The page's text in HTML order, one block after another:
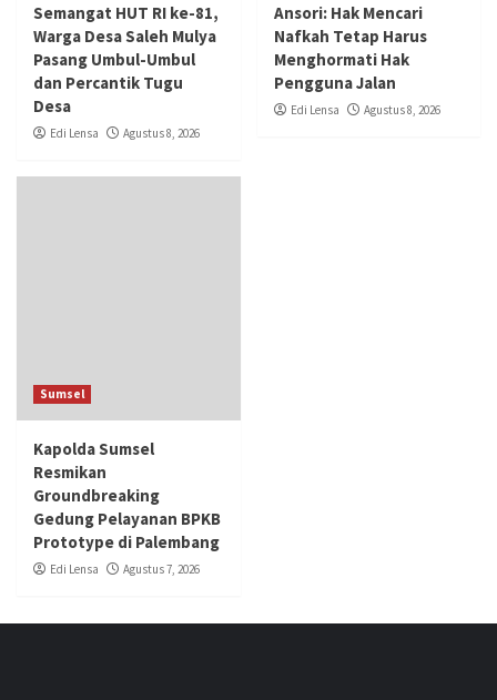
Semangat HUT RI ke-81,
Warga Desa Saleh Mulya
Pasang Umbul-Umbul
dan Percantik Tugu
Desa
Edi Lensa Agustus 8, 2026
Ansori: Hak Mencari
Nafkah Tetap Harus
Menghormati Hak
Pengguna Jalan
Edi Lensa Agustus 8, 2026
Sumsel
Kapolda Sumsel
Resmikan
Groundbreaking
Gedung Pelayanan BPKB
Prototype di Palembang
Edi Lensa Agustus 7, 2026